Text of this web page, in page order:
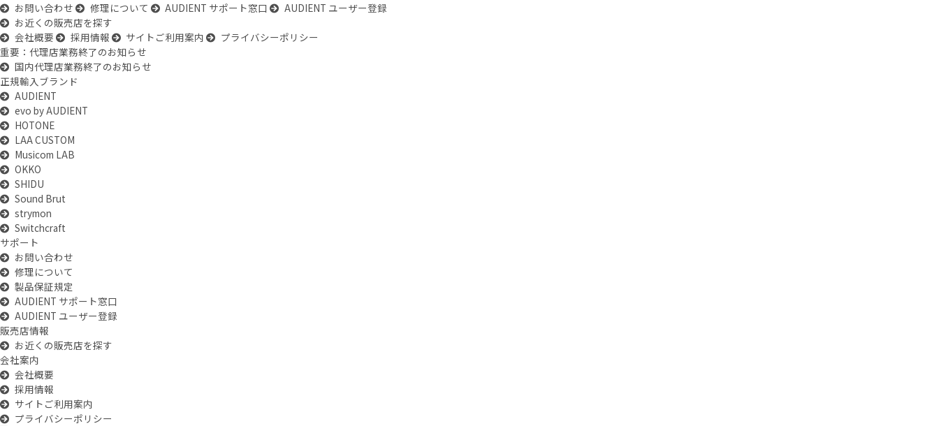
お問い合わせ 修理について AUDIENT サポート窓口
AUDIENT ユーザー登録
お近くの販売店を探す
会社概要
採用情報 サイトご利用案内
プライバシーポリシー
重要：代理店業務終了のお知らせ
国内代理店業務終了のお知らせ
正規輸入ブランド
AUDIENT
evo by AUDIENT
HOTONE
LAA CUSTOM
Musicom LAB
OKKO
SHIDU
Sound Brut
strymon
Switchcraft
サポート
お問い合わせ
修理について
製品保証規定
AUDIENT サポート窓口
AUDIENT ユーザー登録
販売店情報
お近くの販売店を探す
会社案内
会社概要
採用情報
サイトご利用案内
プライバシーポリシー